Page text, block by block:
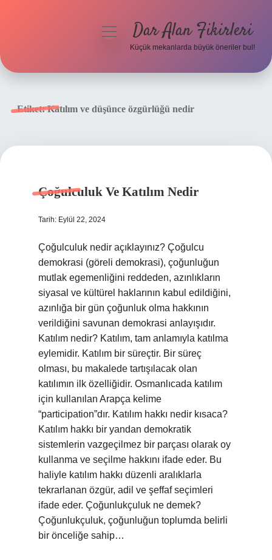
menüyüDar Alan Fikirleri
Küçük mekanlarda büyük öneriler bul!
Etiket:Katılım ve düşünce özgürlüğü nedir
Çoğulculuk Ve Katılım Nedir
Tarih: Eylül 22, 2024
Çoğulculuk nedir açıklayınız? Çoğulcu
demokrasi (göreli demokrasi), çoğunluğun
mutlak egemenliğini reddeden, azınlıkların
siyasal ve kültürel haklarının kabul edildiğini,
azınlığa bir gün çoğunluk olma hakkının
verildiğini savunan demokrasi anlayışıdır.
Katılım nedir? Katılım, tam anlamıyla katılma
eylemidir. Katılım bir süreçtir. Bir süreç
olması, bu makalede tartışılacak olan
katılımın ilk özelliğidir. Osmanlıcada katılım
için kullanılan Arapça kelime
“participation”dır. Katılım hakkı nedir kısaca?
Katılım hakkı bir yandan demokratik
sistemlerin vazgeçilmez bir parçası olarak oy
kullanma ve seçilme hakkını ifade eder. Bu
haliyle katılım hakkı düzenli aralıklarla
tekrarlanan özgür, adil ve şeffaf seçimleri
ifade eder. Çoğunlukçuluk ne demek?
Çoğunlukçuluk, çoğunluğun toplumda belirli
bir önceliğe sahip…